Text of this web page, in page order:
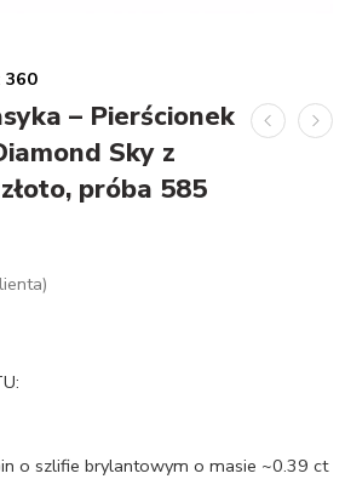
360
– Pierścionek
Sky z
próba 585
o szlifie brylantowym o masie ~0.39 ct